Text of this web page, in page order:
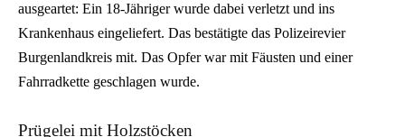
ausgeartet: Ein 18-Jähriger wurde dabei verletzt und ins
Krankenhaus eingeliefert. Das bestätigte das Polizeirevier
Burgenlandkreis mit. Das Opfer war mit Fäusten und einer
Fahrradkette geschlagen wurde.
Prügelei mit Holzstöcken